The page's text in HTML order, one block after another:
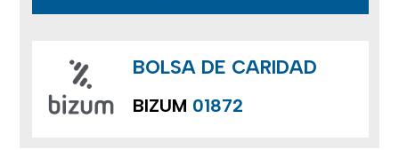
BOLSA DE CARIDAD
BIZUM 01872